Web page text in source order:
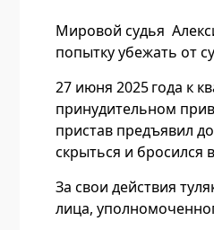
Мировой судья
попытку убежать от
27 июня 2025 года к
принудительном
пристав предъявил
скрыться и бросился
За свои действия
лица,